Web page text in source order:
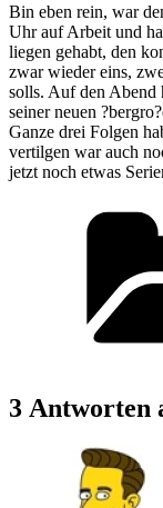
Bin eben rein, war
Uhr auf Arbeit und
liegen gehabt, den
zwar wieder eins,
solls. Auf den Abend
seiner neuen
Ganze drei Folgen
vertilgen war auch
jetzt noch etwas
3 Antworten